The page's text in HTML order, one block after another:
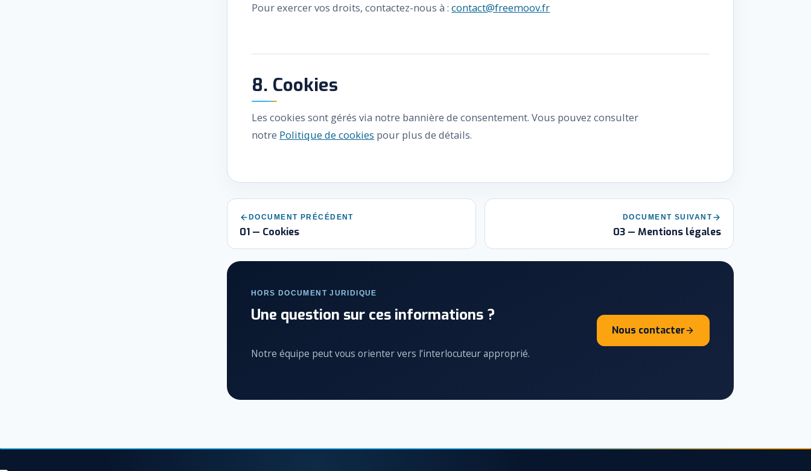
Pour exercer vos droits, contactez-nous à :contact@freemoov.fr
8. Cookies
Les cookies sont gérés via notre bannière de consentement. Vous pouvez consulter
notre Politique de cookies pour plus de détails.
DOCUMENT PRÉCÉDENT
01 — Cookies
DOCUMENT SUIVANT
03 — Mentions légales
HORS DOCUMENT JURIDIQUE
Une question sur ces informations ?
Notre équipe peut vous orienter vers l’interlocuteur approprié.
Nous contacter